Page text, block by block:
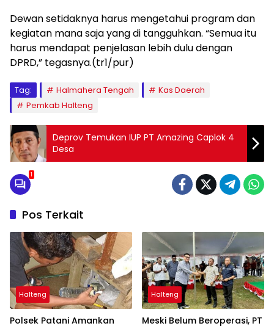
Dewan setidaknya harus mengetahui program dan
kegiatan mana saja yang di tangguhkan. “Semua itu
harus mendapat penjelasan lebih dulu dengan
DPRD,” tegasnya.(tr1/pur)
Tag: Halmahera Tengah
Kas Daerah
Pemkab Halteng
Deprov Temukan IUP PT Amazing Caplok 4
Desa
1
Pos Terkait
Halteng
Polsek Patani Amankan
Halteng
Meski Belum Beroperasi, PT